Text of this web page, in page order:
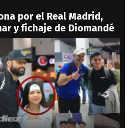
por el Real Madrid,
y fichaje de Diomandé